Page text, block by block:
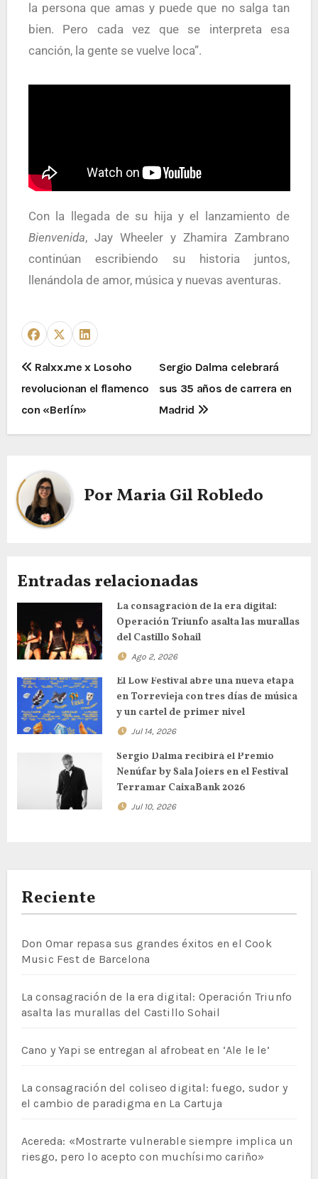
la persona que amas y puede que no salga tan
bien. Pero cada vez que se interpreta esa
canción, la gente se vuelve loca”.
Con la llegada de su hija y el lanzamiento de
Bienvenida, Jay Wheeler y Zhamira Zambrano
continúan escribiendo su historia juntos,
llenándola de amor, música y nuevas aventuras.
Ralxx.me x Losoho
revolucionan el flamenco
con «Berlín»
Sergio Dalma celebrará
sus 35 años de carrera en
Madrid
PorMaria Gil Robledo
Entradas relacionadas
La consagración de la era digital:
Operación Triunfo asalta las murallas
del Castillo Sohail
Ago 2, 2026
El Low Festival abre una nueva etapa
en Torrevieja con tres días de música
y un cartel de primer nivel
Jul 14, 2026
Sergio Dalma recibirá el Premio
Nenúfar by Sala Joiers en el Festival
Terramar CaixaBank 2026
Jul 10, 2026
Reciente
Don Omar repasa sus grandes éxitos en el Cook
Music Fest de Barcelona
La consagración de la era digital: Operación Triunfo
asalta las murallas del Castillo Sohail
Cano y Yapi se entregan al afrobeat en ‘Ale le le’
La consagración del coliseo digital: fuego, sudor y
el cambio de paradigma en La Cartuja
Acereda: «Mostrarte vulnerable siempre implica un
riesgo, pero lo acepto con muchísimo cariño»